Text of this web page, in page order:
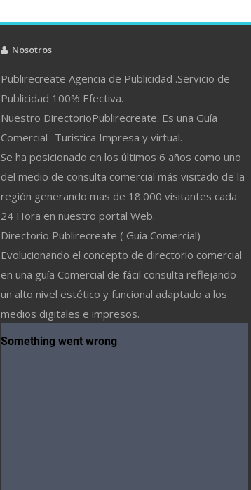
Nosotros
Publirecreate Agencia de Publicidad .Servicio de
Publicidad 100% Efectiva.
Nuestro DirectorioPublirecreate. Es una Guía
Comercial -Turistica Impresa y virtual.
Se ha posicionado en los últimos 6 años como uno
del medio de consulta comercial más visitado de la
región generando mas de 18.000 visitantes cada
24 Hora en nuestro portal Web.
Directorio Publirecreate ( Guía Comercial)
Evolucionando el concepto de directorio comercial
en una guía Comercial de fácil consulta reflejando
un alto nivel estético y funcional adaptado a los
medios digitales e impresos.